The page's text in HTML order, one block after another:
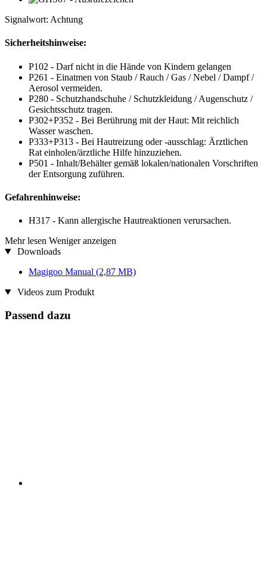
Signalwort: Achtung
Sicherheitshinweise:
P102 - Darf nicht in die Hände von Kindern gelangen
P261 - Einatmen von Staub / Rauch / Gas / Nebel / Dampf /
Aerosol vermeiden.
P280 - Schutzhandschuhe / Schutzkleidung / Augenschutz /
Gesichtsschutz tragen.
P302+P352 - Bei Berührung mit der Haut: Mit reichlich
Wasser waschen.
P333+P313 - Bei Hautreizung oder -ausschlag: Ärztlichen
Rat einholen/ärztliche Hilfe hinzuziehen.
P501 - Inhalt/Behälter gemäß lokalen/nationalen Vorschriften
der Entsorgung zuführen.
Gefahrenhinweise:
H317 - Kann allergische Hautreaktionen verursachen.
Mehr lesen Weniger anzeigen
Downloads
Magigoo Manual (2,87 MB)
Videos zum Produkt
Passend dazu